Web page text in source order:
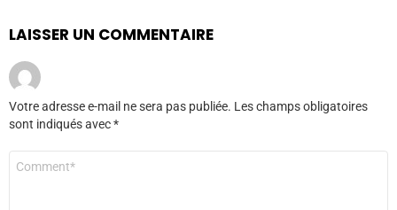
LAISSER UN COMMENTAIRE
Votre adresse e-mail ne sera pas publiée. Les champs obligatoires
sont indiqués avec*